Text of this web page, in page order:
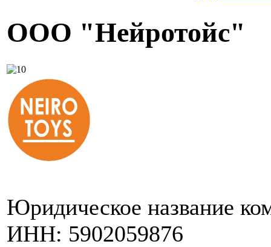
ООО "Нейротойс"
Юридическое название
ИНН: 5902059876